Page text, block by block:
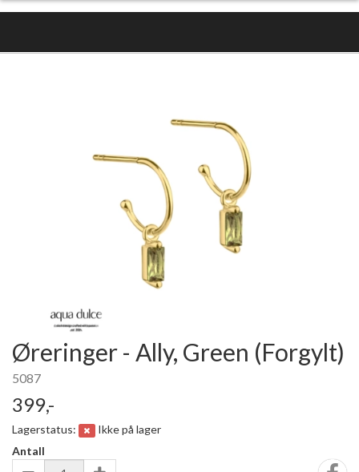
Øreringer - Ally, Green (Forgylt)
5087
399,-
Lagerstatus:
Ikke på lager
Antall